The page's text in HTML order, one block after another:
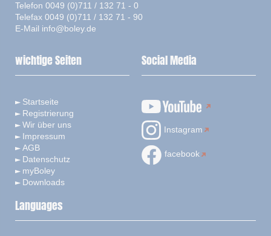
Telefon 0049 (0)711 / 132 71 - 0
Telefax 0049 (0)711 / 132 71 - 90
E-Mail info@boley.de
wichtige Seiten
Startseite
Registrierung
Wir über uns
Impressum
AGB
Datenschutz
myBoley
Downloads
Social Media
Instagram
facebook
Languages